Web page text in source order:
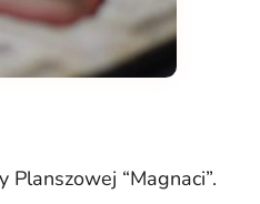
“Magnaci”.